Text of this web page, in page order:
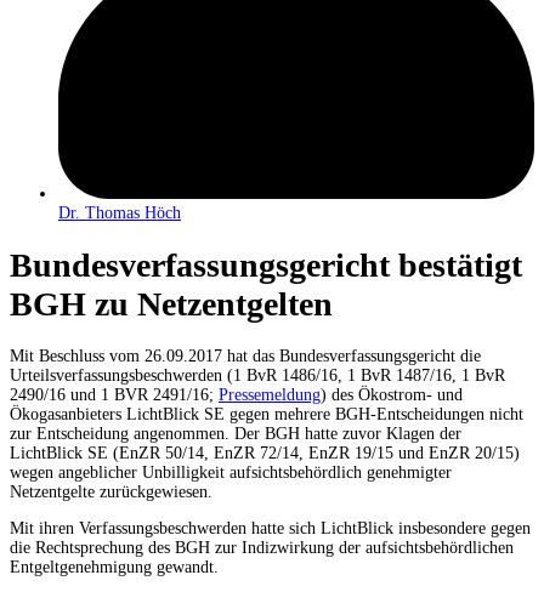
Dr. Thomas Höch
Bundesverfassungsgericht bestätigt
BGH zu Netzentgelten
Mit Beschluss vom 26.09.2017 hat das Bundesverfassungsgericht die
Urteilsverfassungsbeschwerden (1 BvR 1486/16, 1 BvR 1487/16, 1 BvR
2490/16 und 1 BVR 2491/16; Pressemeldung) des Ökostrom- und
Ökogasanbieters LichtBlick SE gegen mehrere BGH-Entscheidungen nicht
zur Entscheidung angenommen. Der BGH hatte zuvor Klagen der
LichtBlick SE (EnZR 50/14, EnZR 72/14, EnZR 19/15 und EnZR 20/15)
wegen angeblicher Unbilligkeit aufsichtsbehördlich genehmigter
Netzentgelte zurückgewiesen.
Mit ihren Verfassungsbeschwerden hatte sich LichtBlick insbesondere gegen
die Rechtsprechung des BGH zur Indizwirkung der aufsichtsbehördlichen
Entgeltgenehmigung gewandt.